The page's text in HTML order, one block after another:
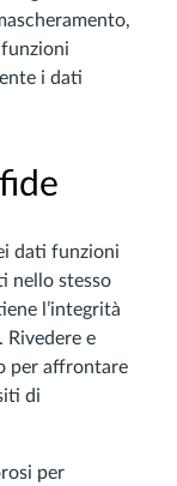
i dati
dati funzioni
nello stesso
l’integrità
e
per affrontare
di
per